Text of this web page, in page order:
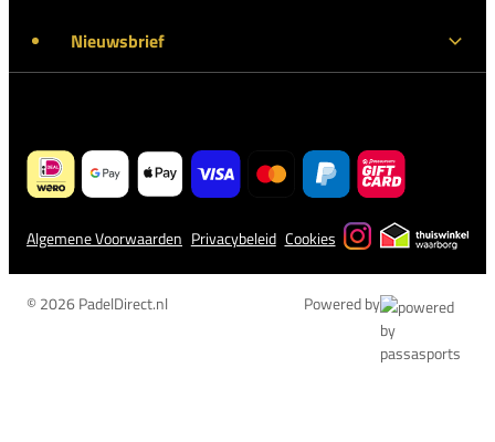
Nieuwsbrief
Algemene Voorwaarden Privacybeleid Cookies
© 2026 PadelDirect.nl Powered by